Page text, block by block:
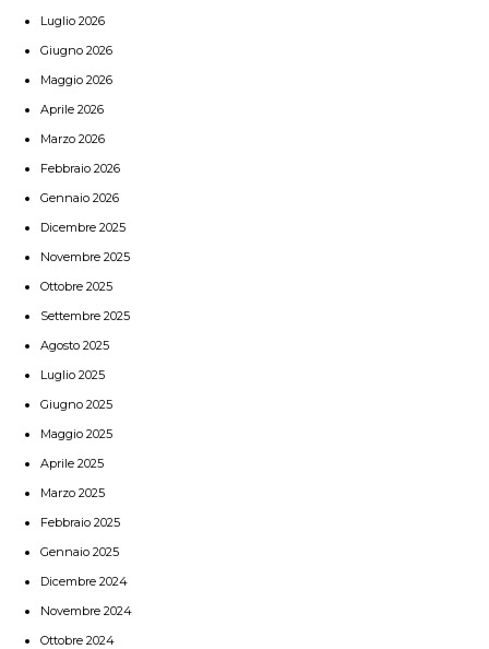
Luglio 2026
Giugno 2026
Maggio 2026
Aprile 2026
Marzo 2026
Febbraio 2026
Gennaio 2026
Dicembre 2025
Novembre 2025
Ottobre 2025
Settembre 2025
Agosto 2025
Luglio 2025
Giugno 2025
Maggio 2025
Aprile 2025
Marzo 2025
Febbraio 2025
Gennaio 2025
Dicembre 2024
Novembre 2024
Ottobre 2024